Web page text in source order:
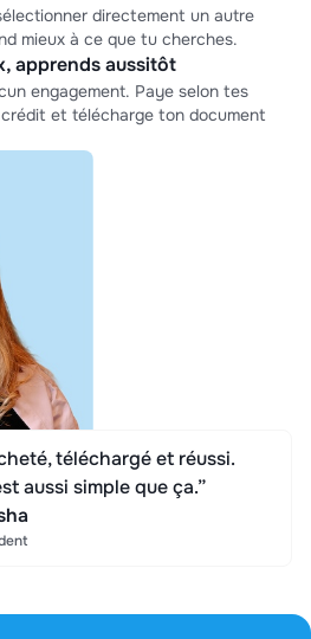
directement un autre
mieux à ce que tu cherches.
apprends aussitôt
engagement. Paye selon tes
et télécharge ton document
téléchargé et réussi.
aussi simple que ça.”